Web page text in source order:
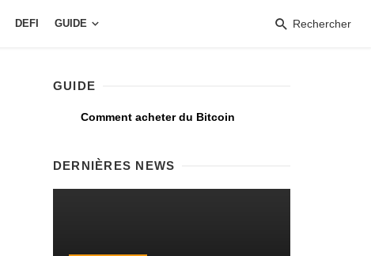
DEFI GUIDE Rechercher
GUIDE
Comment acheter du Bitcoin
DERNIÈRES NEWS